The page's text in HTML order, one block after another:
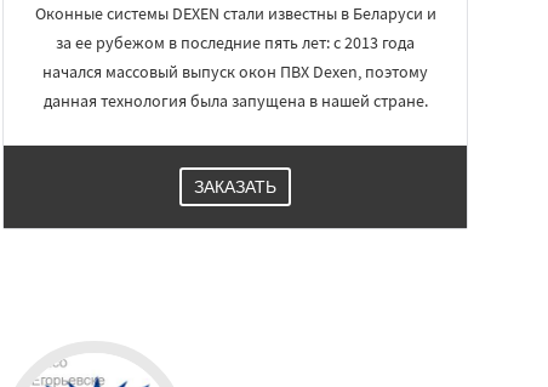
Оконные системы DEXEN стали известны в Беларуси и
за ее рубежом в последние пять лет: с 2013 года
начался массовый выпуск окон ПВХ Dexen, поэтому
данная технология была запущена в нашей стране.
ЗАКАЗАТЬ